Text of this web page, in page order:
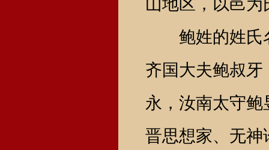
山地区，以邑为
鲍姓的姓氏名
齐国大夫鲍叔
永，汝南太守
晋思想家、无